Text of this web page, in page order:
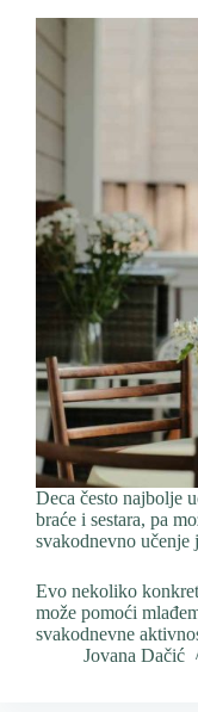
Deca često najbolje
braće i sestara, pa
svakodnevno učenje
Evo nekoliko
može pomoći
svakodnevne
Jovana Dačić